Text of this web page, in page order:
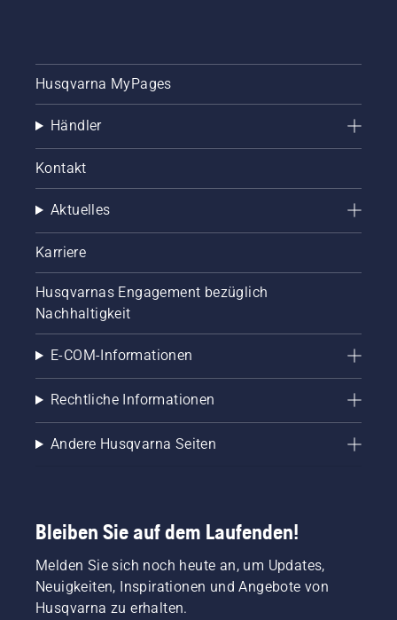
Husqvarna MyPages
Händler
Kontakt
Aktuelles
Karriere
Husqvarnas Engagement bezüglich
Nachhaltigkeit
E-COM-Informationen
Rechtliche Informationen
Andere Husqvarna Seiten
Bleiben Sie auf dem Laufenden!
Melden Sie sich noch heute an, um Updates,
Neuigkeiten, Inspirationen und Angebote von
Husqvarna zu erhalten.